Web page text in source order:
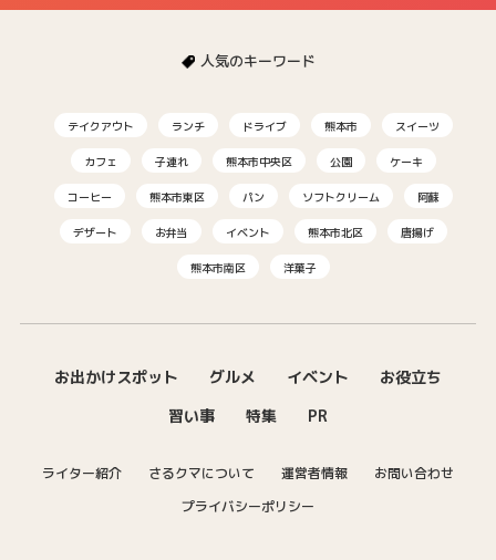
人気のキーワード
テイクアウト ランチ ドライブ 熊本市 スイーツ
カフェ 子連れ 熊本市中央区 公園 ケーキ
コーヒー 熊本市東区 パン ソフトクリーム 阿蘇
デザート お弁当 イベント 熊本市北区 唐揚げ
熊本市南区 洋菓子
お出かけスポット グルメ イベント
お役立ち
習い事
特集 PR
ライター紹介 さるクマについて 運営者情報
お問い合わせ
プライバシーポリシー